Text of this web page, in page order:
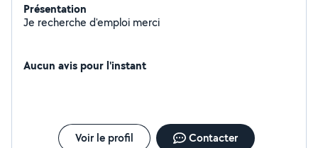
Présentation
Je recherche d'emploi merci
Aucun avis pour l'instant
Voir le profil Contacter